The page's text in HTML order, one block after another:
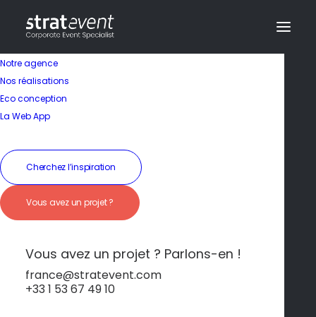
Notre agence
Nos réalisations
Eco conception
La Web App
Cherchez l’inspiration
Vous avez un projet ?
Vous avez un projet ? Parlons-en !
france@stratevent.com
+33 1 53 67 49 10
Richesse culturelle et
historique
Porto et Douro
Porto regorge de sites historiques comme le
opportunités de visites culturelles.